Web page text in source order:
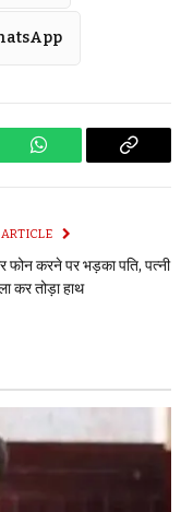
WhatsApp Copy
फोन करने पर भड़का पति, पत्नी
कर तोड़ा हाथ